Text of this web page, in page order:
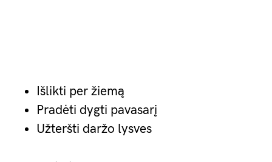
Išlikti per žiemą
Pradėti dygti pavasarį
Užteršti daržo lysves